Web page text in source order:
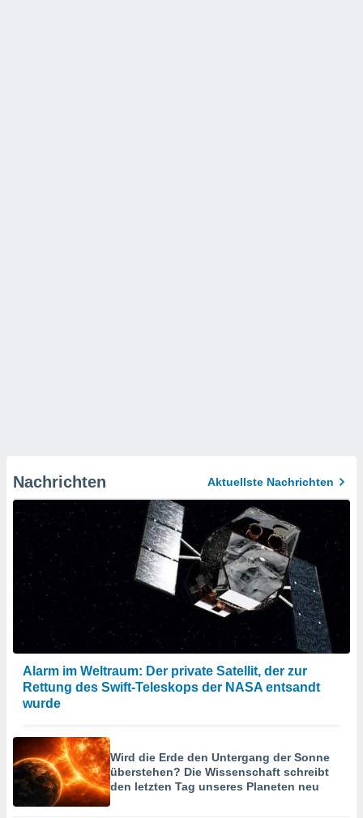
Nachrichten Aktuellste Nachrichten
Alarm im Weltraum: Der private Satellit, der zur
Rettung des Swift-Teleskops der NASA entsandt
wurde
Wird die Erde den Untergang der Sonne
überstehen? Die Wissenschaft schreibt
den letzten Tag unseres Planeten neu